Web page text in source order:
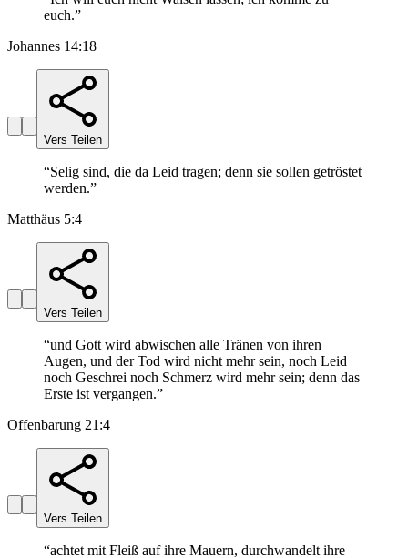
euch.”
Johannes 14:18
Vers Teilen
“Selig sind, die da Leid tragen; denn sie sollen getröstet
werden.”
Matthäus 5:4
Vers Teilen
“und Gott wird abwischen alle Tränen von ihren
Augen, und der Tod wird nicht mehr sein, noch Leid
noch Geschrei noch Schmerz wird mehr sein; denn das
Erste ist vergangen.”
Offenbarung 21:4
Vers Teilen
“achtet mit Fleiß auf ihre Mauern, durchwandelt ihre